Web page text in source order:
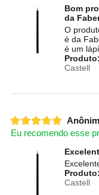
Bom
da
O
é da
é um
Produto:
Castell
Eu recomendo esse
Produto:
Castell